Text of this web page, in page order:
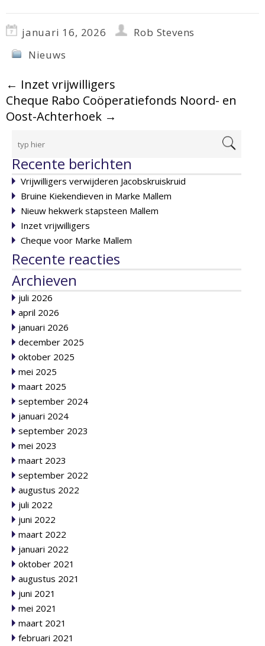
januari 16, 2026
Rob Stevens
Nieuws
← Inzet vrijwilligers
Cheque Rabo Coöperatiefonds Noord- en
Oost-Achterhoek →
Recente berichten
Vrijwilligers verwijderen Jacobskruiskruid
Bruine Kiekendieven in Marke Mallem
Nieuw hekwerk stapsteen Mallem
Inzet vrijwilligers
Cheque voor Marke Mallem
Recente reacties
Archieven
juli 2026
april 2026
januari 2026
december 2025
oktober 2025
mei 2025
maart 2025
september 2024
januari 2024
september 2023
mei 2023
maart 2023
september 2022
augustus 2022
juli 2022
juni 2022
maart 2022
januari 2022
oktober 2021
augustus 2021
juni 2021
mei 2021
maart 2021
februari 2021